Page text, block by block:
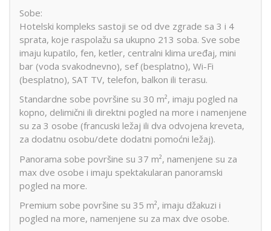
Sobe:
Hotelski kompleks sastoji se od dve zgrade sa 3 i 4
sprata, koje raspolažu sa ukupno 213 soba. Sve sobe
imaju kupatilo, fen, ketler, centralni klima uređaj, mini
bar (voda svakodnevno), sef (besplatno), Wi-Fi
(besplatno), SAT TV, telefon, balkon ili terasu.
Standardne sobe površine su 30 m², imaju pogled na
kopno, delimični ili direktni pogled na more i namenjene
su za 3 osobe (francuski ležaj ili dva odvojena kreveta,
za dodatnu osobu/dete dodatni pomoćni ležaj).
Panorama sobe površine su 37 m², namenjene su za
max dve osobe i imaju spektakularan panoramski
pogled na more.
Premium sobe površine su 35 m², imaju džakuzi i
pogled na more, namenjene su za max dve osobe.